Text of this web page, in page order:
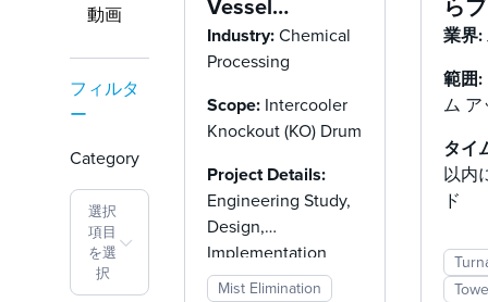
動画
フィルタ
ー
Category
選択
項目
を選
択
Vessel
Replacement:
CFD-
Validated
Retrofit
Eliminates
Liquid
Carryover
Industry:Chemical
Processing
Scope: Intercooler
Knockout (KO) Drum
Project Details:
Engineering Study,
Design,
Implementation
Mist Elimination
ら
ー
ウ
の
の
グ
業界:
範囲:
ム
タイ
以内
ド